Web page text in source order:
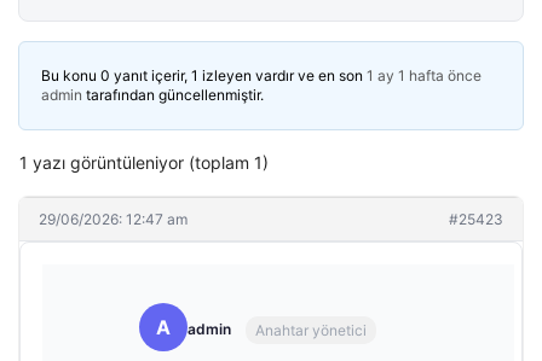
Bu konu 0 yanıt içerir, 1 izleyen vardır ve en son 1 ay 1 hafta önce
admin tarafından güncellenmiştir.
1 yazı görüntüleniyor (toplam 1)
29/06/2026: 12:47 am #25423
A admin Anahtar yönetici